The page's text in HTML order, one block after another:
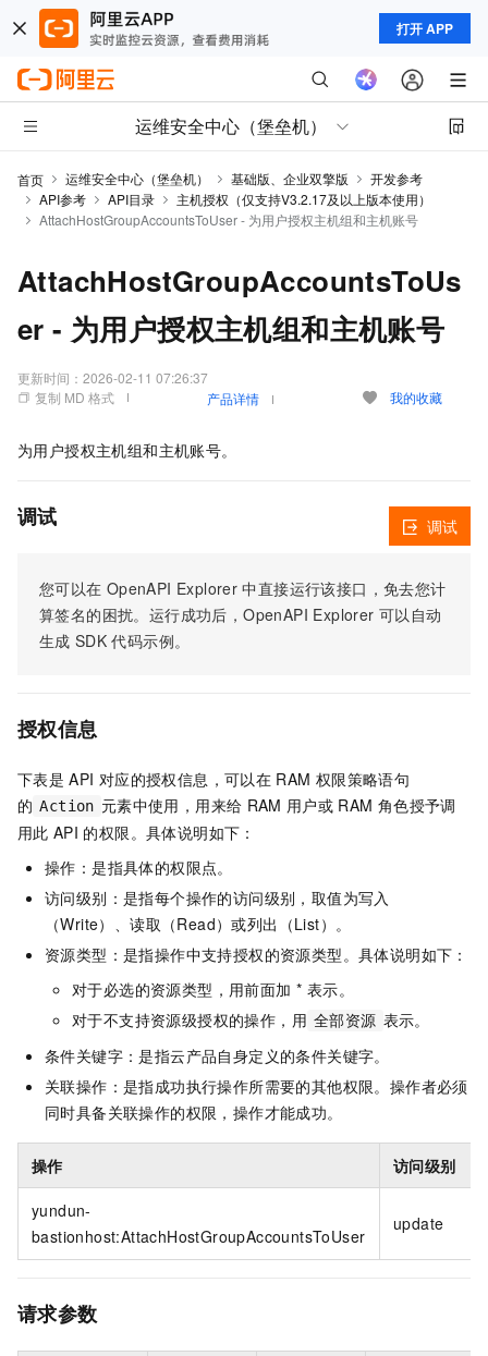
打开 APP
运维安全中心（堡垒机）
首页 运维安全中心（堡垒机） 基础版、企业双擎版
开发参考
API参考
API目录
主机授权（仅支持V3.2.17及以上版本使用）
AttachHostGroupAccountsToUser - 为用户授权主机组和主机账号
AttachHostGroupAccountsToUs
er - 为用户授权主机组和主机账号
更新时间： 2026-02-11 07:26:37
复制 MD 格式
产品详情 我的收藏
为用户授权主机组和主机账号。
调试
您可以在 OpenAPI Explorer 中直接运行该接口，免去您计
算签名的困扰。运行成功后，OpenAPI Explorer 可以自动
生成 SDK 代码示例。
调试
授权信息
下表是 API 对应的授权信息，可以在 RAM 权限策略语句
的 Action 元素中使用，用来给 RAM 用户或 RAM 角色授予调
用此 API 的权限。具体说明如下：
操作：是指具体的权限点。
访问级别：是指每个操作的访问级别，取值为写入
（Write）、读取（Read）或列出（List）。
资源类型：是指操作中支持授权的资源类型。具体说明如下：
对于必选的资源类型，用前面加 * 表示。
对于不支持资源级授权的操作，用 全部资源 表示。
条件关键字：是指云产品自身定义的条件关键字。
关联操作：是指成功执行操作所需要的其他权限。操作者必须
同时具备关联操作的权限，操作才能成功。
操作 访问级别
yundun-
bastionhost:AttachHostGroupAccountsToUser
update
请求参数